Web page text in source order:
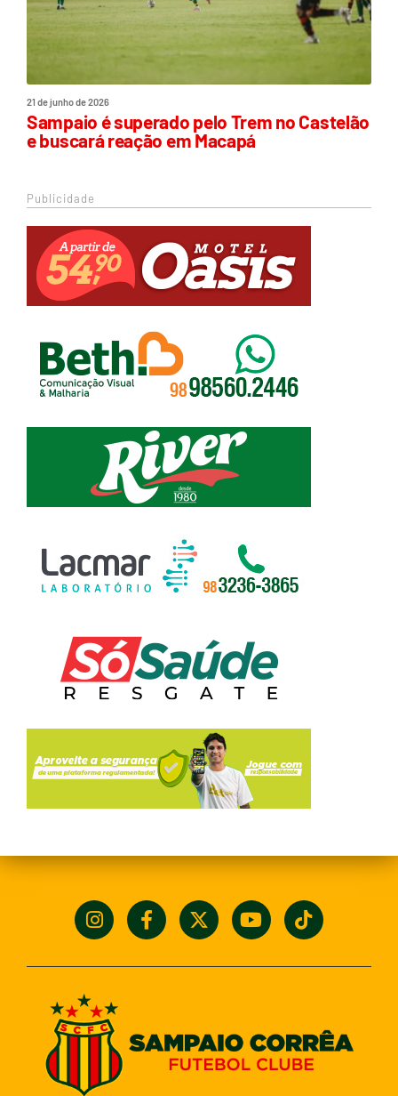
21 de junho de 2026
Sampaio é superado pelo Trem no Castelão
e buscará reação em Macapá
Publicidade